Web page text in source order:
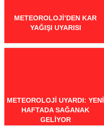
METEOROLOJI’DEN KAR
YAĞIŞI UYARISI
METEOROLOJI UYARDI: YENI
HAFTADA SAĞANAK
GELIYOR